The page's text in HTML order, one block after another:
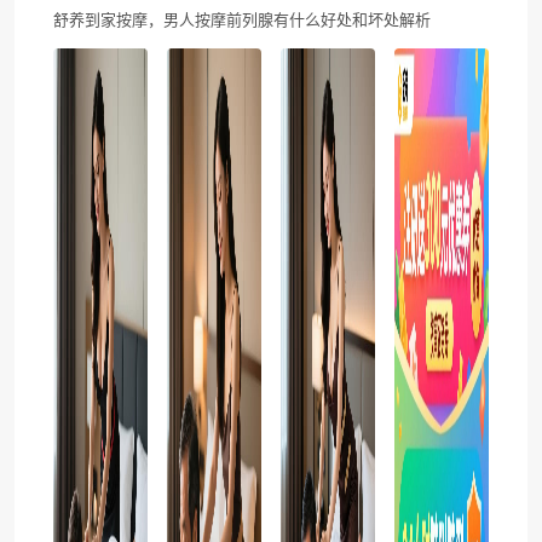
舒养到家按摩，男人按摩前列腺有什么好处和坏处解析